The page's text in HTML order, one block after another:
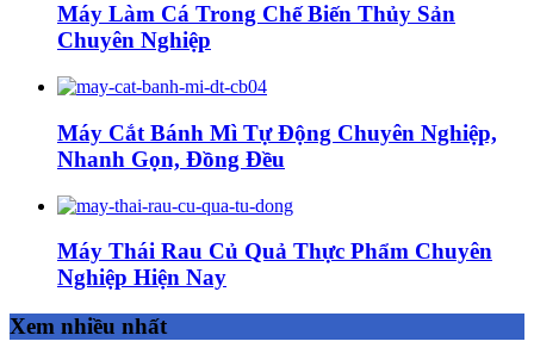
Máy Làm Cá Trong Chế Biến Thủy Sản
Chuyên Nghiệp
Máy Cắt Bánh Mì Tự Động Chuyên Nghiệp,
Nhanh Gọn, Đồng Đều
Máy Thái Rau Củ Quả Thực Phẩm Chuyên
Nghiệp Hiện Nay
Xem nhiều nhất